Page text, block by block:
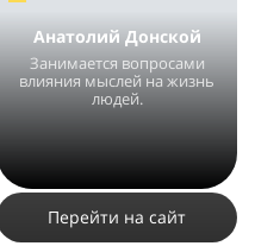
Анатолий Донской
Занимается вопросами
влияния мыслей на жизнь
людей.
Перейти на сайт